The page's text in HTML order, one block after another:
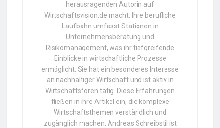
herausragenden Autorin auf
Wirtschaftsvision.de macht. Ihre berufliche
Laufbahn umfasst Stationen in
Unternehmensberatung und
Risikomanagement, was ihr tiefgreifende
Einblicke in wirtschaftliche Prozesse
ermöglicht. Sie hat ein besonderes Interesse
an nachhaltiger Wirtschaft und ist aktiv in
Wirtschaftsforen tätig. Diese Erfahrungen
fließen in ihre Artikel ein, die komplexe
Wirtschaftsthemen verständlich und
zugänglich machen. Andreas Schreibstil ist